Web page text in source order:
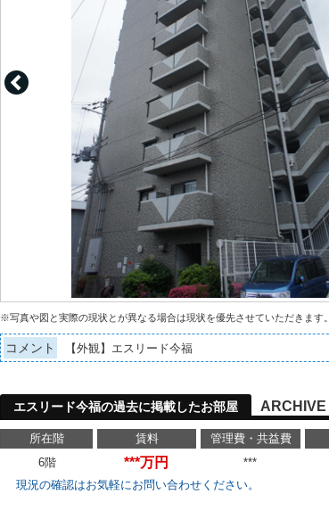
※写真や図と実際の現状とが異なる場合は現状を優先させていただきます。
コメント 【外観】エスリード今福
エスリード今福の過去に掲載したお部屋 ARCHIVE
所在階 賃料 管理費・共益費
6階
***万円 ***
現況の確認はお気軽にお問い合わせください。